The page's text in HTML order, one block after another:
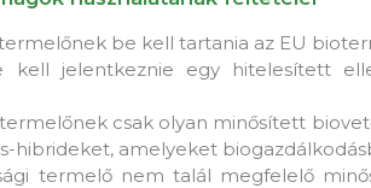
be kell tartania az EU
jelentkeznie egy hitelesített
csak olyan minősített
hibrideket, amelyeket
termelő nem talál megfelelő